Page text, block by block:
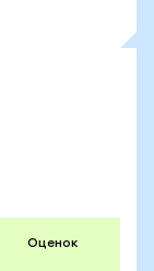
Оценок